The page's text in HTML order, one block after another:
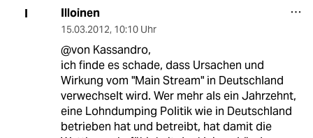
I Illoinen
15.03.2012, 10:10 Uhr
@von Kassandro,
ich finde es schade, dass Ursachen und
Wirkung vom "Main Stream" in Deutschland
verwechselt wird. Wer mehr als ein Jahrzehnt,
eine Lohndumping Politik wie in Deutschland
betrieben hat und betreibt, hat damit die